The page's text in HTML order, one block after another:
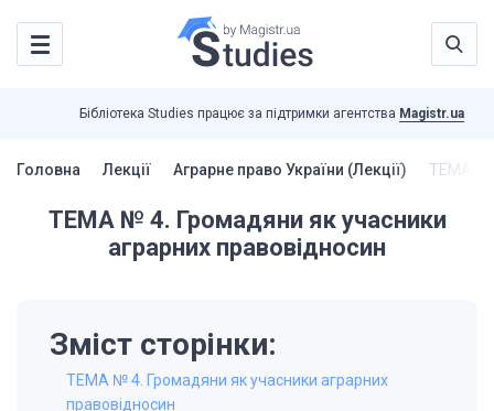
Бібліотека Studies працює за підтримки агентства Magistr.ua
Головна Лекції Аграрне право України (Лекції) ТЕМА №
ТЕМА № 4. Громадяни як учасники
аграрних правовідносин
Зміст сторінки:
ТЕМА № 4. Громадяни як учасники аграрних
правовідносин